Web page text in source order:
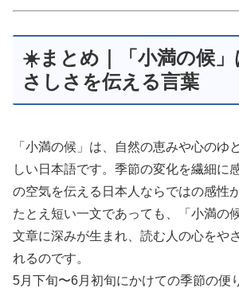
☀️まとめ｜「小満の候」
さしさを伝える言葉
「小満の候」は、自然の恵みや心のゆ
しい日本語です。季節の変化を繊細に
の空気を伝える日本人ならではの感性
たとえ短い一文であっても、「小満の
文章に深みが生まれ、読む人の心をや
れるのです。
5月下旬〜6月初旬にかけての季節の便